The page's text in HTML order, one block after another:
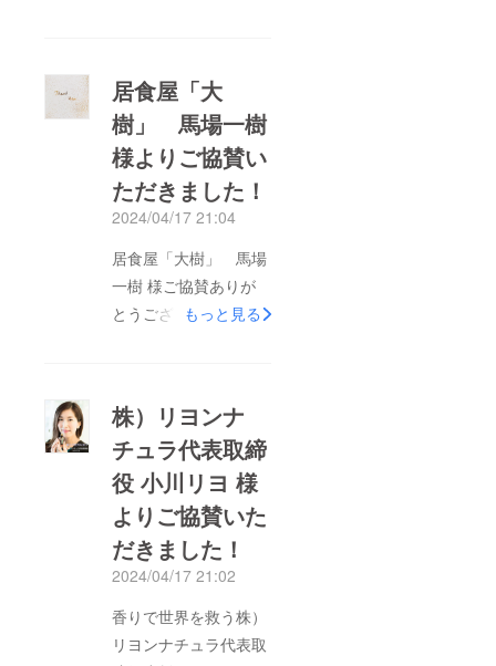
きました。久しぶりに
お会いした方々、
ZOOMを通じてのみの
ご交流だった方々、遠
方から駆けつけてくだ
たり支持を寄せてくだ
さっている皆様に、お
一人お一人のお顔が見
た。クラウドファン
ディングでのご支援
や、当日はご参加いた
だけなかったものの、
遠くから応援してくだ
さった全ての方々に、
心からの感謝をお一人
思いです。多くの支持
に支えられて迎えたこ
居食屋「大
樹」 馬場一樹
様よりご協賛い
ただきました！
2024/04/17 21:04
居食屋「大樹」 馬場
一樹 様ご協賛ありが
とうございます！馬場
出すことができまし
た。心より感謝申し上
げます！またイベント
当日も改めてご紹介さ
せていただきます。
もっと見る
株）リヨンナ
チュラ代表取締
役 小川リヨ 様
よりご協賛いた
だきました！
2024/04/17 21:02
香りで世界を救う株）
リヨンナチュラ代表取